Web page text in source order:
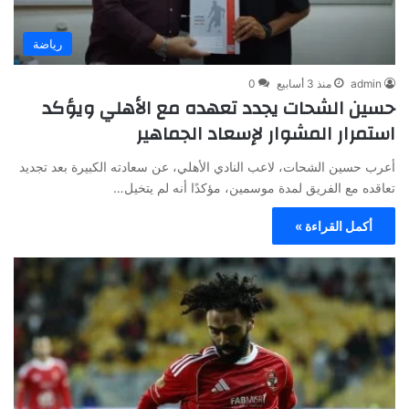
رياضة
admin منذ 3 أسابيع 0
حسين الشحات يجدد تعهده مع الأهلي ويؤكد
استمرار المشوار لإسعاد الجماهير
أعرب حسين الشحات، لاعب النادي الأهلي، عن سعادته الكبيرة بعد تجديد
تعاقده مع الفريق لمدة موسمين، مؤكدًا أنه لم يتخيل…
أكمل القراءة »